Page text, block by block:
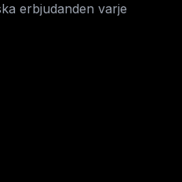
erbjudanden varje